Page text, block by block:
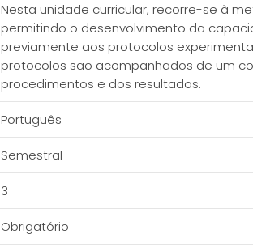
Nesta unidade curricular, recorre-se à
permitindo o desenvolvimento da
previamente aos protocolos
protocolos são acompanhados de um
procedimentos e dos resultados.
Português
Semestral
3
Obrigatório